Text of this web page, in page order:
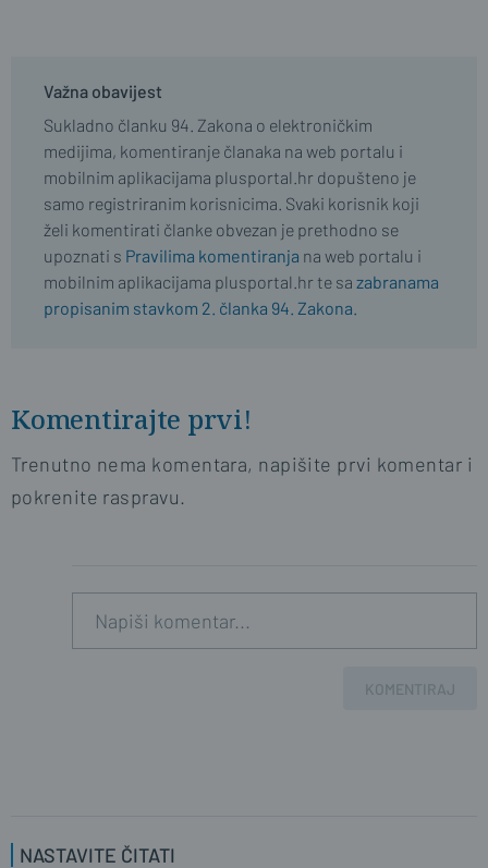
Važna obavijest
Sukladno članku 94. Zakona o elektroničkim
medijima, komentiranje članaka na web portalu i
mobilnim aplikacijama plusportal.hr dopušteno je
samo registriranim korisnicima. Svaki korisnik koji
želi komentirati članke obvezan je prethodno se
upoznati s Pravilima komentiranja na web portalu i
mobilnim aplikacijama plusportal.hr te sa zabranama
propisanim stavkom 2. članka 94. Zakona.
Komentirajte prvi!
Trenutno nema komentara, napišite prvi komentar i
pokrenite raspravu.
KOMENTIRAJ
NASTAVITE ČITATI